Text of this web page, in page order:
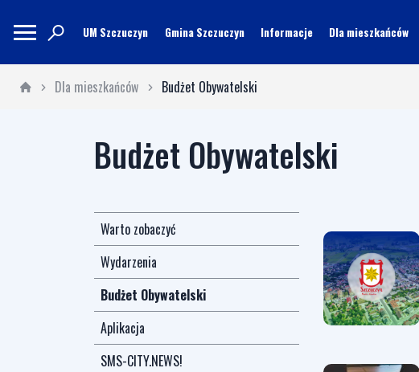
UM Szczuczyn Gmina Szczuczyn Informacje Dla mieszkańców
Dla mieszkańców Budżet Obywatelski
Budżet Obywatelski
Warto zobaczyć
Wydarzenia
Budżet Obywatelski
Aplikacja
SMS-CITY.NEWS!